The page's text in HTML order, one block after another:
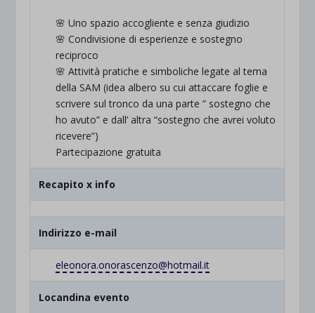
🌸 Uno spazio accogliente e senza giudizio
🌸 Condivisione di esperienze e sostegno
reciproco
🌸 Attività pratiche e simboliche legate al tema
della SAM (idea albero su cui attaccare foglie e
scrivere sul tronco da una parte ” sostegno che
ho avuto” e dall’ altra “sostegno che avrei voluto
ricevere”)
Partecipazione gratuita
Recapito x info
Indirizzo e-mail
eleonora.onorascenzo@hotmail.it
Locandina evento